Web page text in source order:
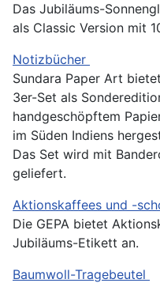
Das Jubiläums-
als Classic Version mit
Notizbücher
Sundara Paper Art
3er-Set als
handgeschöpftem
im Süden Indiens
Das Set wird mit
geliefert.
Aktionskaffees und -
Die GEPA bietet
Jubiläums-Etikett an.
Baumwoll-Tragebeutel